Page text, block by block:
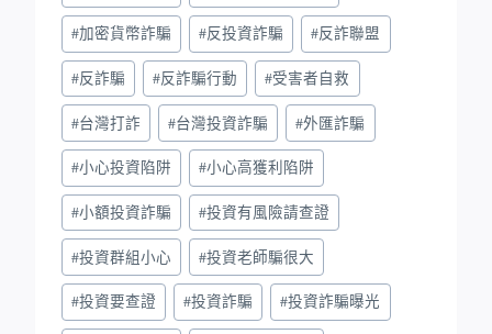
#加密貨幣詐騙 #反投資詐騙 #反詐聯盟
#反詐騙 #反詐騙行動 #受害者自救
#台灣打詐 #台灣投資詐騙 #外匯詐騙
#小心投資陷阱 #小心高獲利陷阱
#小額投資詐騙 #投資有風險請查證
#投資群組小心 #投資老師騙很大
#投資要查證 #投資詐騙 #投資詐騙曝光